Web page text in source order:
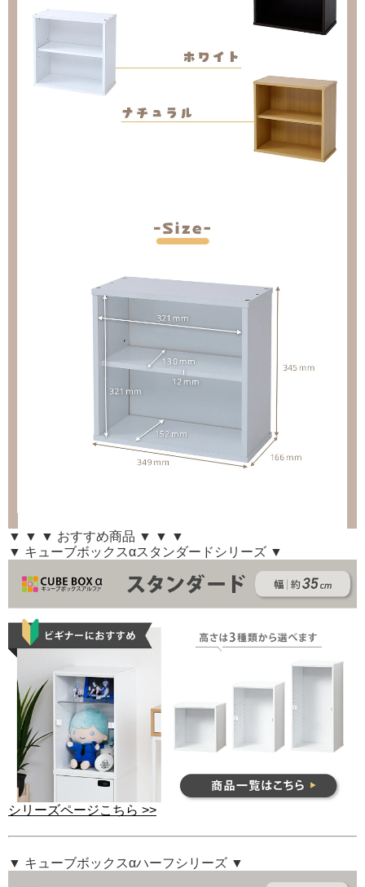
▼ ▼ ▼ おすすめ商品 ▼ ▼ ▼
▼ キューブボックスαスタンダードシリーズ ▼
シリーズページこちら >>
▼ キューブボックスαハーフシリーズ ▼